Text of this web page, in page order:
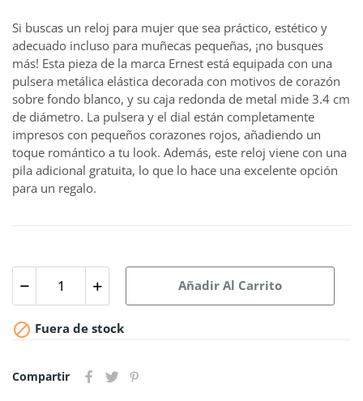
Si buscas un reloj para mujer que sea práctico, estético y
adecuado incluso para muñecas pequeñas, ¡no busques
más! Esta pieza de la marca Ernest está equipada con una
pulsera metálica elástica decorada con motivos de corazón
sobre fondo blanco, y su caja redonda de metal mide 3.4 cm
de diámetro. La pulsera y el dial están completamente
impresos con pequeños corazones rojos, añadiendo un
toque romántico a tu look. Además, este reloj viene con una
pila adicional gratuita, lo que lo hace una excelente opción
para un regalo.
Añadir Al Carrito
 Fuera de stock
Compartir